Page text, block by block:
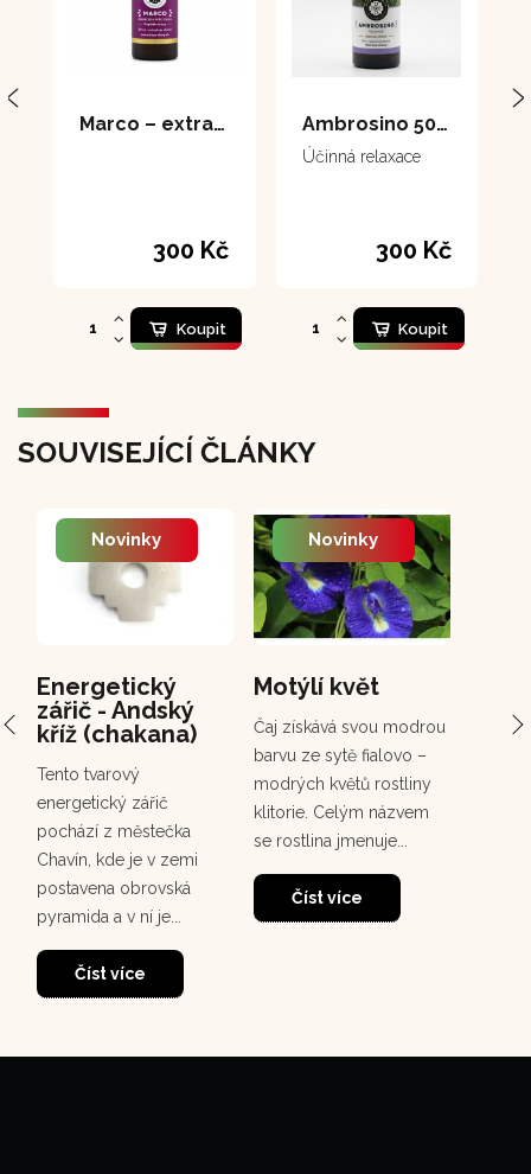
Marco – extrakt 50 ml
300 Kč
Koupit
Ambrosino 50 ml
Účinná relaxace
300 Kč
Koupit
SOUVISEJÍCÍ ČLÁNKY
Energetický
zářič - Andský
kříž (chakana)
Novinky
Tento tvarový
energetický zářič
pochází z městečka
Chavín, kde je v zemi
postavena obrovská
pyramida a v ní je...
Číst více
Motýlí květ
Novinky
Čaj získává svou modrou
barvu ze sytě fialovo –
modrých květů rostliny
klitorie. Celým názvem
se rostlina jmenuje...
Číst více